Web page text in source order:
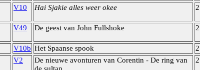
V10 Hai Sjakie alles weer okee 2
V49 De geest van John Fullshoke 2
V10b Het Spaanse spook 2
V2
De nieuwe avonturen van Corentin - De ring van
2